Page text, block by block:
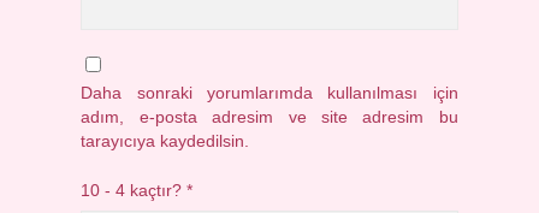
Daha sonraki yorumlarımda kullanılması için
adım, e-posta adresim ve site adresim bu
tarayıcıya kaydedilsin.
10 - 4 kaçtır?*